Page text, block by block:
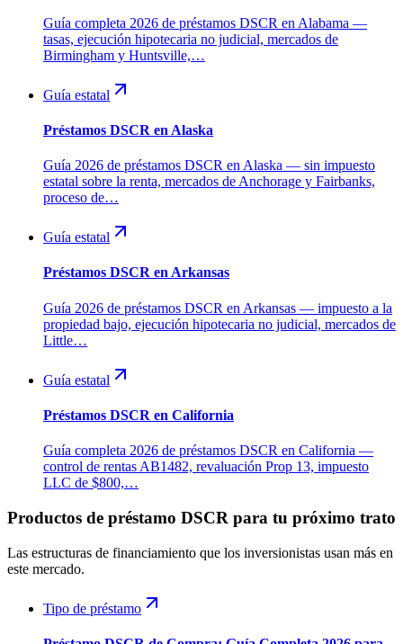
Guía completa 2026 de préstamos DSCR en Alabama —
tasas, ejecución hipotecaria no judicial, mercados de
Birmingham y Huntsville,…
Guía estatal
Préstamos DSCR en Alaska
Guía 2026 de préstamos DSCR en Alaska — sin impuesto
estatal sobre la renta, mercados de Anchorage y Fairbanks,
proceso de…
Guía estatal
Préstamos DSCR en Arkansas
Guía 2026 de préstamos DSCR en Arkansas — impuesto a la
propiedad bajo, ejecución hipotecaria no judicial, mercados de
Little…
Guía estatal
Préstamos DSCR en California
Guía completa 2026 de préstamos DSCR en California —
control de rentas AB1482, revaluación Prop 13, impuesto
LLC de $800,…
Productos de préstamo DSCR para tu próximo trato
Las estructuras de financiamiento que los inversionistas usan más en
este mercado.
Tipo de préstamo